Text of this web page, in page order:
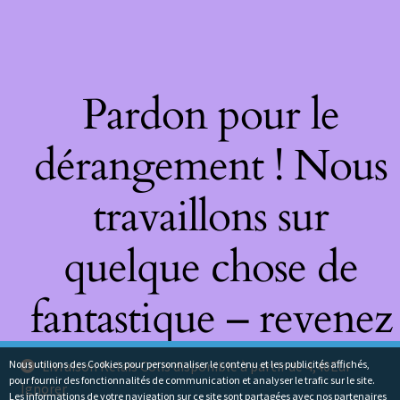
Livraison Relais Colis disponible à partir de 4,40Eur
Ignorer
Pardon pour le
dérangement ! Nous
travaillons sur
quelque chose de
fantastique – revenez
bientôt !
Nous utilions des Cookies pour personnaliser le contenu et les publicités affichés,
pour fournir des fonctionnalités de communication et analyser le trafic sur le site.
Les informations de votre navigation sur ce site sont partagées avec nos partenaires